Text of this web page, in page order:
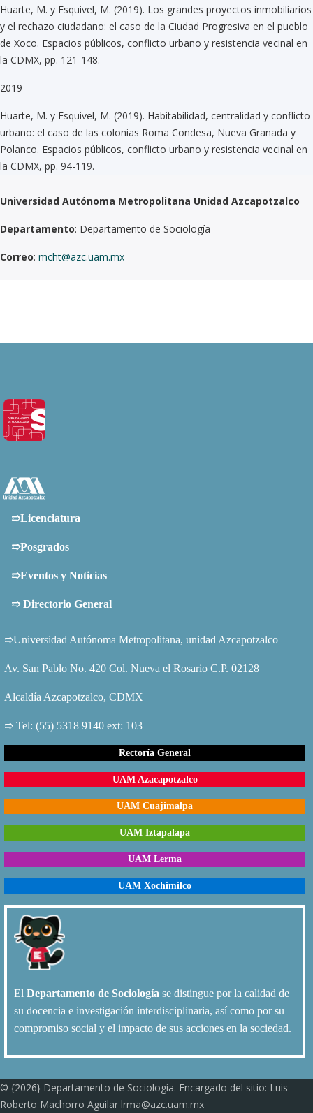
Huarte, M. y Esquivel, M. (2019). Los grandes proyectos inmobiliarios
y el rechazo ciudadano: el caso de la Ciudad Progresiva en el pueblo
de Xoco. Espacios públicos, conflicto urbano y resistencia vecinal en
la CDMX, pp. 121-148.
2019
Huarte, M. y Esquivel, M. (2019). Habitabilidad, centralidad y conflicto
urbano: el caso de las colonias Roma Condesa, Nueva Granada y
Polanco. Espacios públicos, conflicto urbano y resistencia vecinal en
la CDMX, pp. 94-119.
Universidad Autónoma Metropolitana Unidad Azcapotzalco
Departamento: Departamento de Sociología
Correo: mcht@azc.uam.mx
➱Licenciatura
➱Posgrados
➱Eventos y Noticias
➱Directorio General
➱Universidad Autónoma Metropolitana, unidad Azcapotzalco
Av. San Pablo No. 420 Col. Nueva el Rosario C.P. 02128
Alcaldía Azcapotzalco, CDMX
➱ Tel: (55) 5318 9140 ext: 103
Rectoría General
UAM Azacapotzalco
UAM Cuajimalpa
UAM Iztapalapa
UAM Lerma
UAM Xochimilco
El Departamento de Sociología se distingue por la calidad de
su docencia e investigación interdisciplinaria, así como por su
compromiso social y el impacto de sus acciones en la sociedad.
© {2026} Departamento de Sociología. Encargado del sitio: Luis
Roberto Machorro Aguilar lrma@azc.uam.mx